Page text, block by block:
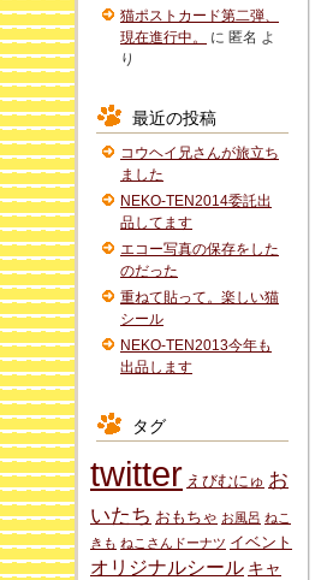
猫ポストカード第二弾、
現在進行中。
に 匿名 よ
り
最近の投稿
コウヘイ兄さんが旅立ち
ました
NEKO-TEN2014委託出
品してます
エコー写真の保存をした
のだった
重ねて貼って。楽しい猫
シール
NEKO-TEN2013今年も
出品します
タグ
twitter えびむにゅ お
いたち おもちゃ お風呂 ねこ
きも ねこさんドーナツ イベント
オリジナルシール キャ